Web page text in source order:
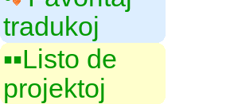
tradukoj
▪▪‎Listo de
projektoj